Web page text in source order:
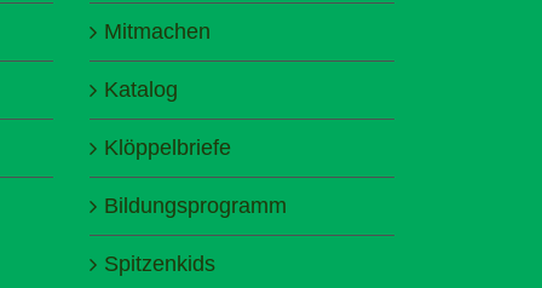
Mitmachen
Katalog
Klöppelbriefe
Bildungsprogramm
Spitzenkids